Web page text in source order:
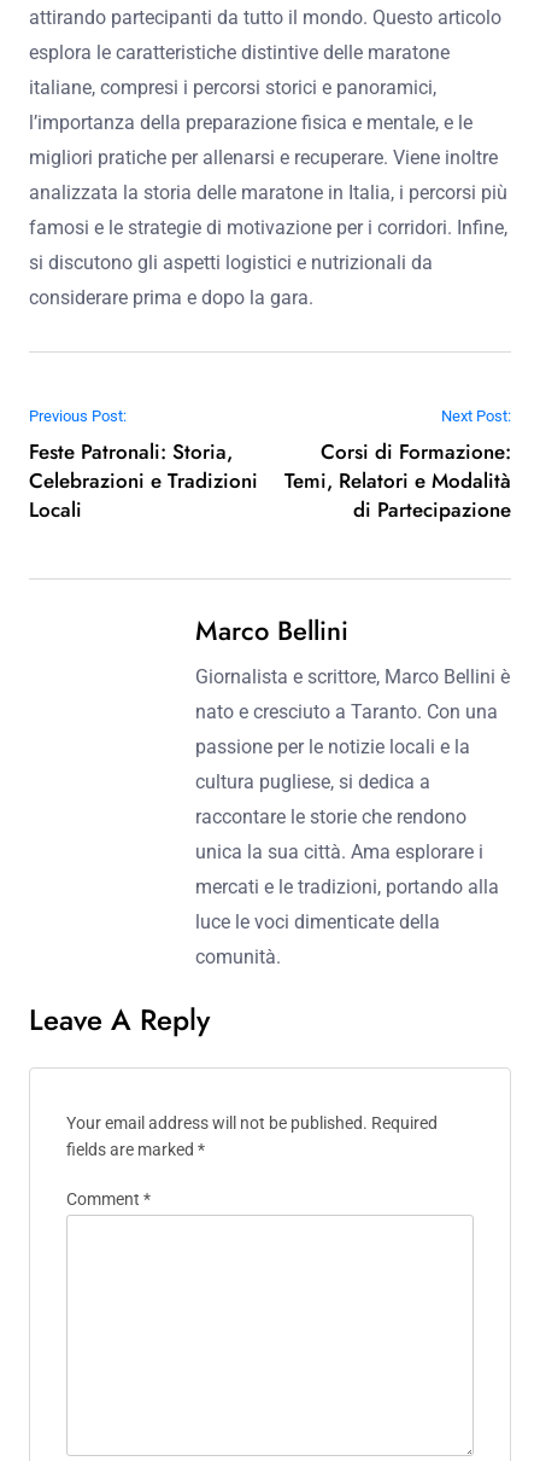
attirando partecipanti da tutto il mondo. Questo articolo
esplora le caratteristiche distintive delle maratone
italiane, compresi i percorsi storici e panoramici,
l’importanza della preparazione fisica e mentale, e le
migliori pratiche per allenarsi e recuperare. Viene inoltre
analizzata la storia delle maratone in Italia, i percorsi più
famosi e le strategie di motivazione per i corridori. Infine,
si discutono gli aspetti logistici e nutrizionali da
considerare prima e dopo la gara.
Post navigation
Previous Post:
Feste Patronali: Storia,
Celebrazioni e Tradizioni
Locali
Next Post:
Corsi di Formazione:
Temi, Relatori e Modalità
di Partecipazione
Marco Bellini
Giornalista e scrittore, Marco Bellini è
nato e cresciuto a Taranto. Con una
passione per le notizie locali e la
cultura pugliese, si dedica a
raccontare le storie che rendono
unica la sua città. Ama esplorare i
mercati e le tradizioni, portando alla
luce le voci dimenticate della
comunità.
Leave A Reply
Your email address will not be published. Required
fields are marked *
Comment *